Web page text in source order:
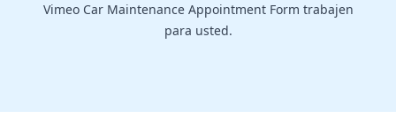
Vimeo Car Maintenance Appointment Form trabajen
para usted.